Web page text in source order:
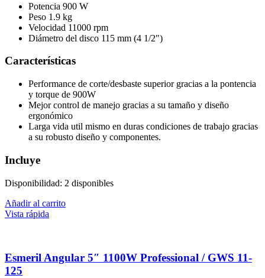
Potencia 900 W
Peso 1.9 kg
Velocidad 11000 rpm
Diámetro del disco 115 mm (4 1/2″)
Características
Performance de corte/desbaste superior gracias a la pontencia
y torque de 900W
Mejor control de manejo gracias a su tamaño y diseño
ergonómico
Larga vida util mismo en duras condiciones de trabajo gracias
a su robusto diseño y componentes.
Incluye
Disponibilidad: 2 disponibles
Añadir al carrito
Vista rápida
Esmeril Angular 5″ 1100W Professional / GWS 11-
125